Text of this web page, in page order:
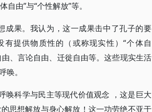
由”与“个性解放”等。
成果。我认为，这一成果击中了孔子的要
提供物质性的（或称现实性）“个体自
、言论自由、迁徙自由等。这些现实生活
。
唤科学与民主等现代价值观念 ，这是巨大
思想解放与身心解放！这一功劳绝不亚于